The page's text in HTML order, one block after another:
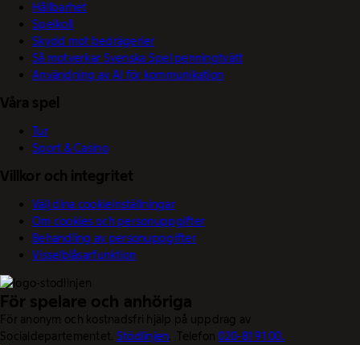
Hållbarhet
Spelkoll
Skydd mot bedrägerier
Så motverkar Svenska Spel penningtvätt
Användning av AI för kommunikation
Våra spel
Tur
Sport & Casino
Villkor och integritet
Välj dina cookieinställningar
Om cookies och personuppgifter
Behandling av personuppgifter
Visselblåsarfunktion
För spelare och anhöriga
För anonym och kostnadsfri hjälp på uppdrag av
Socialdepartementet. Stödlinjen. Telefon020-81 91 00.